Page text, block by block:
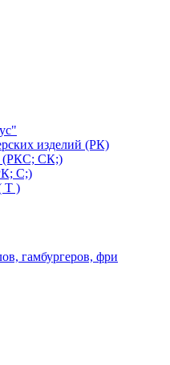
изделий (РК)
(РКС; СК;)
С;)
Т )
гамбургеров, фри